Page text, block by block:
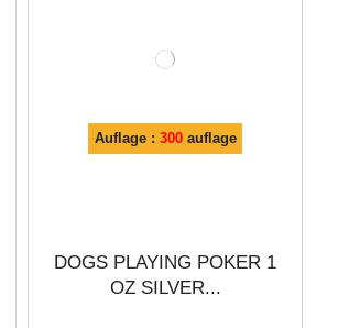
Auflage : 300auflage
DOGS PLAYING POKER 1
OZ SILVER...